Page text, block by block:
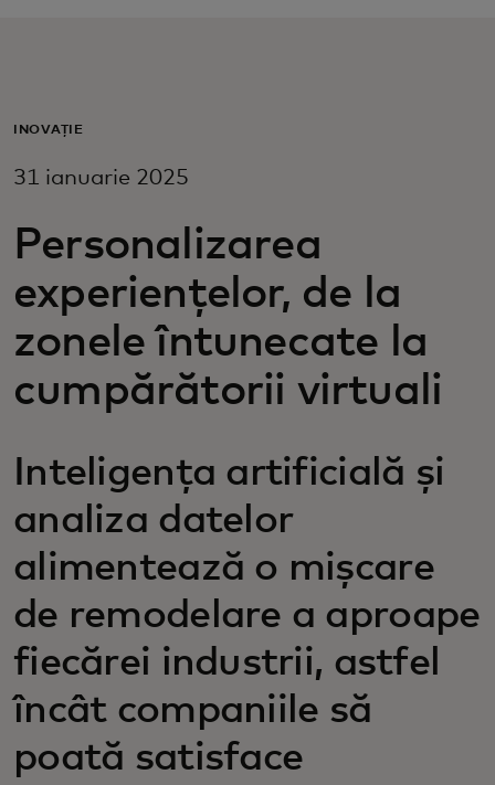
Pentru întreaga lume
Pentru inovatori
Știri și tendințe
INOVAȚIE
31 ianuarie 2025
Personalizarea
experiențelor, de la
zonele întunecate la
cumpărătorii virtuali
Inteligența artificială și
analiza datelor
alimentează o mișcare
de remodelare a aproape
fiecărei industrii, astfel
încât companiile să
poată satisface